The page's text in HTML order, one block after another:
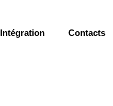
Intégration Contacts